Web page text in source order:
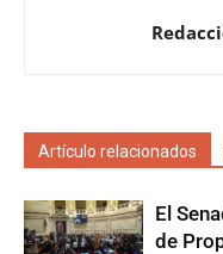
Artículo relacionados
El
de